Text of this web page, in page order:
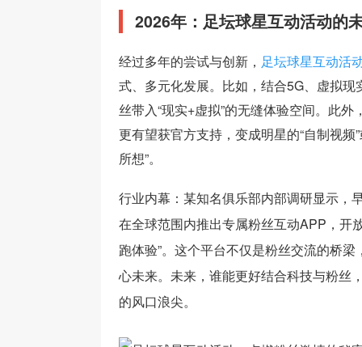
2026年：足坛球星互动活动的
经过多年的尝试与创新， 足坛球星互动活
式、多元化发展。比如，结合5G、虚拟
丝带入“现实+虚拟”的无缝体验空间。此
更有望获官方支持，变成明星的“自制视频
所想”。
行业内幕：某知名俱乐部内部调研显示，
在全球范围内推出专属粉丝互动APP，开
跑体验”。这个平台不仅是粉丝交流的桥
心未来。未来，谁能更好结合科技与粉丝
的风口浪尖。